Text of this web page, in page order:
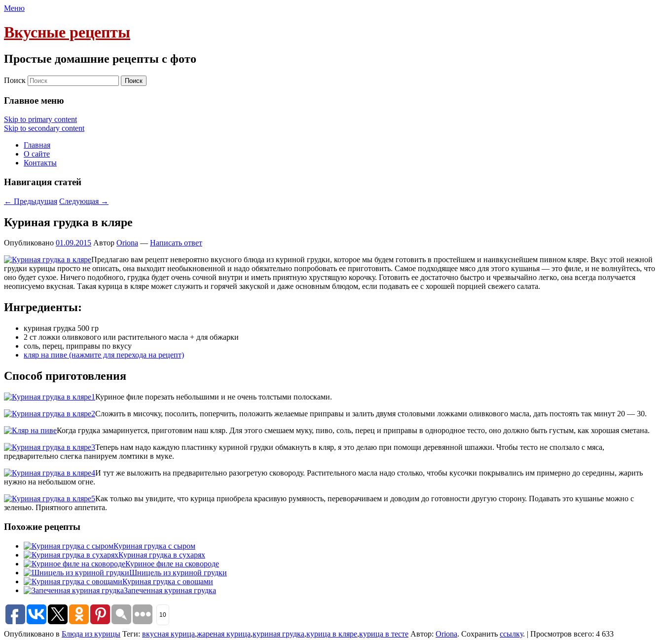
Меню
Вкусные рецепты
Простые домашние рецепты с фото
Поиск
Главное меню
Skip to primary content
Skip to secondary content
Главная
О сайте
Контакты
Навигация статей
← Предыдущая Следующая →
Куриная грудка в кляре
Опубликовано 01.09.2015 Автор Oriona — Написать ответ
Предлагаю вам рецепт невероятно вкусного блюда из куриной грудки, которое мы будем готовить в простейшем и наивкуснейшем пивном кляре. Вкус этой нежной
грудки курицы просто не описать, она выходит необыкновенной и надо обязательно попробовать ее приготовить. Самое подходящее мясо для этого кушанья — это филе, и не волнуйтесь, что
оно будет сухое. Ничего подобного, грудка будет очень сочной внутри и иметь приятную хрустящую корочку. Готовить ее достаточно быстро и чрезвычайно легко, она всегда получается
неописуемо вкусная. Такая курица в кляре может служить и горячей закуской и даже основным блюдом, если подавать ее с хорошей порцией свежего салата.
Ингредиенты:
куриная грудка 500 гр
2 ст ложки оливкового или растительного масла + для обжарки
соль, перец, приправы по вкусу
кляр на пиве (нажмите для перехода на рецепт)
Способ приготовления
Куриное филе порезать небольшими и не очень толстыми полосками.
Сложить в мисочку, посолить, поперчить, положить желаемые приправы и залить двумя столовыми ложками оливкового масла, дать постоять так минут 20 — 30.
Когда грудка замаринуется, приготовим наш кляр. Для этого смешаем муку, пиво, соль, перец и приправы в однородное тесто, оно должно быть густым, как хорошая сметана.
Теперь нам надо каждую пластинку куриной грудки обмакнуть в кляр, я это делаю при помощи деревянной шпажки. Чтобы тесто не сползало с мяса,
предварительно слегка панируем ломтики в муке.
И тут же выложить на предварительно разогретую сковороду. Растительного масла надо столько, чтобы кусочки покрывались им примерно до середины, жарить
нужно на небольшом огне.
Как только вы увидите, что курица приобрела красивую румяность, переворачиваем и доводим до готовности другую сторону. Подавать это кушанье можно с
зеленью. Приятного аппетита.
Похожие рецепты
Куриная грудка с сыром
Куриная грудка в сухарях
Куриное филе на сковороде
Шницель из куриной грудки
Куриная грудка с овощами
Запеченная куриная грудка
10
Опубликовано в Блюда из курицы Теги: вкусная курица,жареная курица,куриная грудка,курица в кляре,курица в тесте Автор: Oriona. Сохранить ссылку. | Просмотров всего: 4 633